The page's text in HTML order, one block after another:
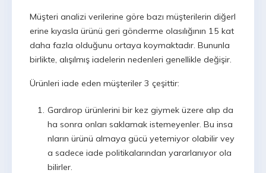
Müşteri analizi verilerine göre bazı müşterilerin diğerl
erine kıyasla ürünü geri gönderme olasılığının 15 kat
daha fazla olduğunu ortaya koymaktadır. Bununla
birlikte, alışılmış iadelerin nedenleri genellikle değişir.
Ürünleri iade eden müşteriler 3 çeşittir:
Gardırop ürünlerini bir kez giymek üzere alıp da
ha sonra onları saklamak istemeyenler. Bu insa
nların ürünü almaya gücü yetemiyor olabilir vey
a sadece iade politikalarından yararlanıyor ola
bilirler.